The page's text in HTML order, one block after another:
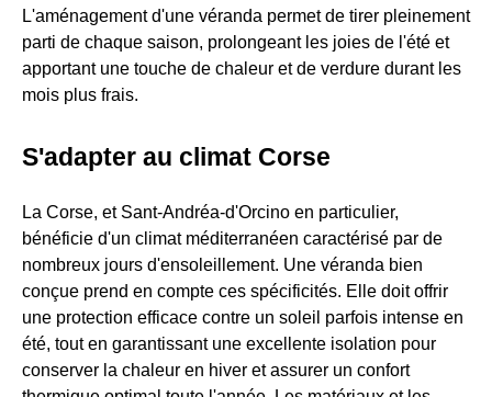
L'aménagement d'une véranda permet de tirer pleinement
parti de chaque saison, prolongeant les joies de l'été et
apportant une touche de chaleur et de verdure durant les
mois plus frais.
S'adapter au climat Corse
La Corse, et Sant-Andréa-d'Orcino en particulier,
bénéficie d'un climat méditerranéen caractérisé par de
nombreux jours d'ensoleillement. Une véranda bien
conçue prend en compte ces spécificités. Elle doit offrir
une protection efficace contre un soleil parfois intense en
été, tout en garantissant une excellente isolation pour
conserver la chaleur en hiver et assurer un confort